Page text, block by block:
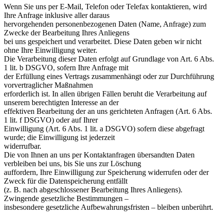
Wenn Sie uns per E-Mail, Telefon oder Telefax kontaktieren, wird
Ihre Anfrage inklusive aller daraus
hervorgehenden personenbezogenen Daten (Name, Anfrage) zum
Zwecke der Bearbeitung Ihres Anliegens
bei uns gespeichert und verarbeitet. Diese Daten geben wir nicht
ohne Ihre Einwilligung weiter.
Die Verarbeitung dieser Daten erfolgt auf Grundlage von Art. 6 Abs.
1 lit. b DSGVO, sofern Ihre Anfrage mit
der Erfüllung eines Vertrags zusammenhängt oder zur Durchführung
vorvertraglicher Maßnahmen
erforderlich ist. In allen übrigen Fällen beruht die Verarbeitung auf
unserem berechtigten Interesse an der
effektiven Bearbeitung der an uns gerichteten Anfragen (Art. 6 Abs.
1 lit. f DSGVO) oder auf Ihrer
Einwilligung (Art. 6 Abs. 1 lit. a DSGVO) sofern diese abgefragt
wurde; die Einwilligung ist jederzeit
widerrufbar.
Die von Ihnen an uns per Kontaktanfragen übersandten Daten
verbleiben bei uns, bis Sie uns zur Löschung
auffordern, Ihre Einwilligung zur Speicherung widerrufen oder der
Zweck für die Datenspeicherung entfällt
(z. B. nach abgeschlossener Bearbeitung Ihres Anliegens).
Zwingende gesetzliche Bestimmungen –
insbesondere gesetzliche Aufbewahrungsfristen – bleiben unberührt.